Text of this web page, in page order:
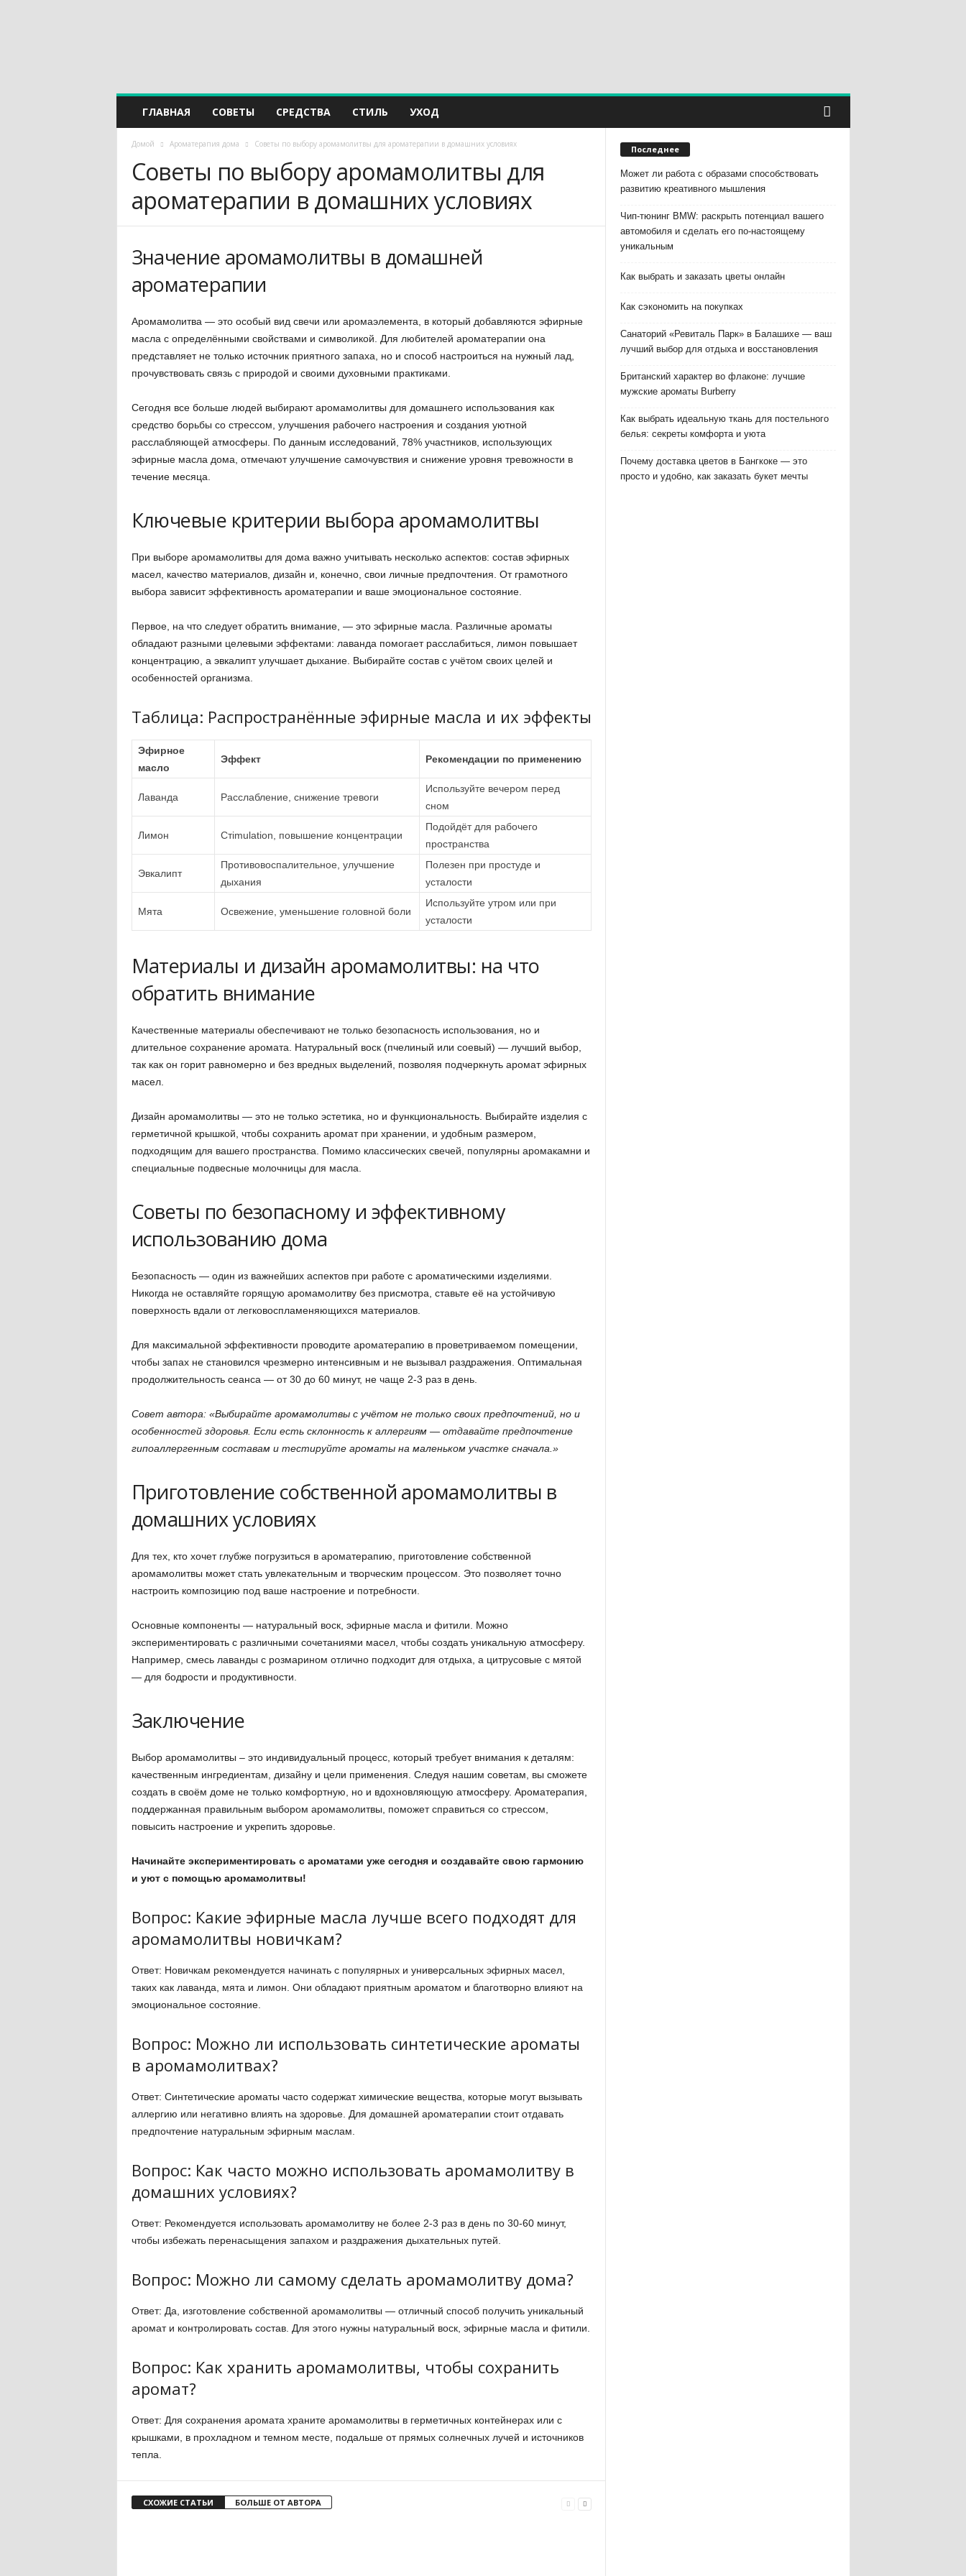
ГЛАВНАЯ СОВЕТЫ СРЕДСТВА СТИЛЬ УХОД
Домой Ароматерапия дома Советы по выбору аромамолитвы для ароматерапии в домашних условиях
Советы по выбору аромамолитвы для
ароматерапии в домашних условиях
Значение аромамолитвы в домашней
ароматерапии
Аромамолитва — это особый вид свечи или аромаэлемента, в который добавляются эфирные
масла с определёнными свойствами и символикой. Для любителей ароматерапии она
представляет не только источник приятного запаха, но и способ настроиться на нужный лад,
прочувствовать связь с природой и своими духовными практиками.
Сегодня все больше людей выбирают аромамолитвы для домашнего использования как
средство борьбы со стрессом, улучшения рабочего настроения и создания уютной
расслабляющей атмосферы. По данным исследований, 78% участников, использующих
эфирные масла дома, отмечают улучшение самочувствия и снижение уровня тревожности в
течение месяца.
Ключевые критерии выбора аромамолитвы
При выборе аромамолитвы для дома важно учитывать несколько аспектов: состав эфирных
масел, качество материалов, дизайн и, конечно, свои личные предпочтения. От грамотного
выбора зависит эффективность ароматерапии и ваше эмоциональное состояние.
Первое, на что следует обратить внимание, — это эфирные масла. Различные ароматы
обладают разными целевыми эффектами: лаванда помогает расслабиться, лимон повышает
концентрацию, а эвкалипт улучшает дыхание. Выбирайте состав с учётом своих целей и
особенностей организма.
Таблица: Распространённые эфирные масла и их эффекты
Эфирное
масло
Эффект Рекомендации по применению
Лаванда Расслабление, снижение тревоги
Используйте вечером перед
сном
Лимон Стimulation, повышение концентрации
Подойдёт для рабочего
пространства
Эвкалипт
Противовоспалительное, улучшение
дыхания
Полезен при простуде и
усталости
Мята Освежение, уменьшение головной боли
Используйте утром или при
усталости
Материалы и дизайн аромамолитвы: на что
обратить внимание
Качественные материалы обеспечивают не только безопасность использования, но и
длительное сохранение аромата. Натуральный воск (пчелиный или соевый) — лучший выбор,
так как он горит равномерно и без вредных выделений, позволяя подчеркнуть аромат эфирных
масел.
Дизайн аромамолитвы — это не только эстетика, но и функциональность. Выбирайте изделия с
герметичной крышкой, чтобы сохранить аромат при хранении, и удобным размером,
подходящим для вашего пространства. Помимо классических свечей, популярны аромакамни и
специальные подвесные молочницы для масла.
Советы по безопасному и эффективному
использованию дома
Безопасность — один из важнейших аспектов при работе с ароматическими изделиями.
Никогда не оставляйте горящую аромамолитву без присмотра, ставьте её на устойчивую
поверхность вдали от легковоспламеняющихся материалов.
Для максимальной эффективности проводите ароматерапию в проветриваемом помещении,
чтобы запах не становился чрезмерно интенсивным и не вызывал раздражения. Оптимальная
продолжительность сеанса — от 30 до 60 минут, не чаще 2-3 раз в день.
Совет автора: «Выбирайте аромамолитвы с учётом не только своих предпочтений, но и
особенностей здоровья. Если есть склонность к аллергиям — отдавайте предпочтение
гипоаллергенным составам и тестируйте ароматы на маленьком участке сначала.»
Приготовление собственной аромамолитвы в
домашних условиях
Для тех, кто хочет глубже погрузиться в ароматерапию, приготовление собственной
аромамолитвы может стать увлекательным и творческим процессом. Это позволяет точно
настроить композицию под ваше настроение и потребности.
Основные компоненты — натуральный воск, эфирные масла и фитили. Можно
экспериментировать с различными сочетаниями масел, чтобы создать уникальную атмосферу.
Например, смесь лаванды с розмарином отлично подходит для отдыха, а цитрусовые с мятой
— для бодрости и продуктивности.
Заключение
Выбор аромамолитвы – это индивидуальный процесс, который требует внимания к деталям:
качественным ингредиентам, дизайну и цели применения. Следуя нашим советам, вы сможете
создать в своём доме не только комфортную, но и вдохновляющую атмосферу. Ароматерапия,
поддержанная правильным выбором аромамолитвы, поможет справиться со стрессом,
повысить настроение и укрепить здоровье.
Начинайте экспериментировать с ароматами уже сегодня и создавайте свою гармонию
и уют с помощью аромамолитвы!
Вопрос: Какие эфирные масла лучше всего подходят для
аромамолитвы новичкам?
Ответ: Новичкам рекомендуется начинать с популярных и универсальных эфирных масел,
таких как лаванда, мята и лимон. Они обладают приятным ароматом и благотворно влияют на
эмоциональное состояние.
Вопрос: Можно ли использовать синтетические ароматы
в аромамолитвах?
Ответ: Синтетические ароматы часто содержат химические вещества, которые могут вызывать
аллергию или негативно влиять на здоровье. Для домашней ароматерапии стоит отдавать
предпочтение натуральным эфирным маслам.
Вопрос: Как часто можно использовать аромамолитву в
домашних условиях?
Ответ: Рекомендуется использовать аромамолитву не более 2-3 раз в день по 30-60 минут,
чтобы избежать перенасыщения запахом и раздражения дыхательных путей.
Вопрос: Можно ли самому сделать аромамолитву дома?
Ответ: Да, изготовление собственной аромамолитвы — отличный способ получить уникальный
аромат и контролировать состав. Для этого нужны натуральный воск, эфирные масла и фитили.
Вопрос: Как хранить аромамолитвы, чтобы сохранить
аромат?
Ответ: Для сохранения аромата храните аромамолитвы в герметичных контейнерах или с
крышками, в прохладном и темном месте, подальше от прямых солнечных лучей и источников
тепла.
СХОЖИЕ СТАТЬИ БОЛЬШЕ ОТ АВТОРА
Последнее
Может ли работа с образами способствовать
развитию креативного мышления
Чип-тюнинг BMW: раскрыть потенциал вашего
автомобиля и сделать его по-настоящему
уникальным
Как выбрать и заказать цветы онлайн
Как сэкономить на покупках
Санаторий «Ревиталь Парк» в Балашихе — ваш
лучший выбор для отдыха и восстановления
Британский характер во флаконе: лучшие
мужские ароматы Burberry
Как выбрать идеальную ткань для постельного
белья: секреты комфорта и уюта
Почему доставка цветов в Бангкоке — это
просто и удобно, как заказать букет мечты